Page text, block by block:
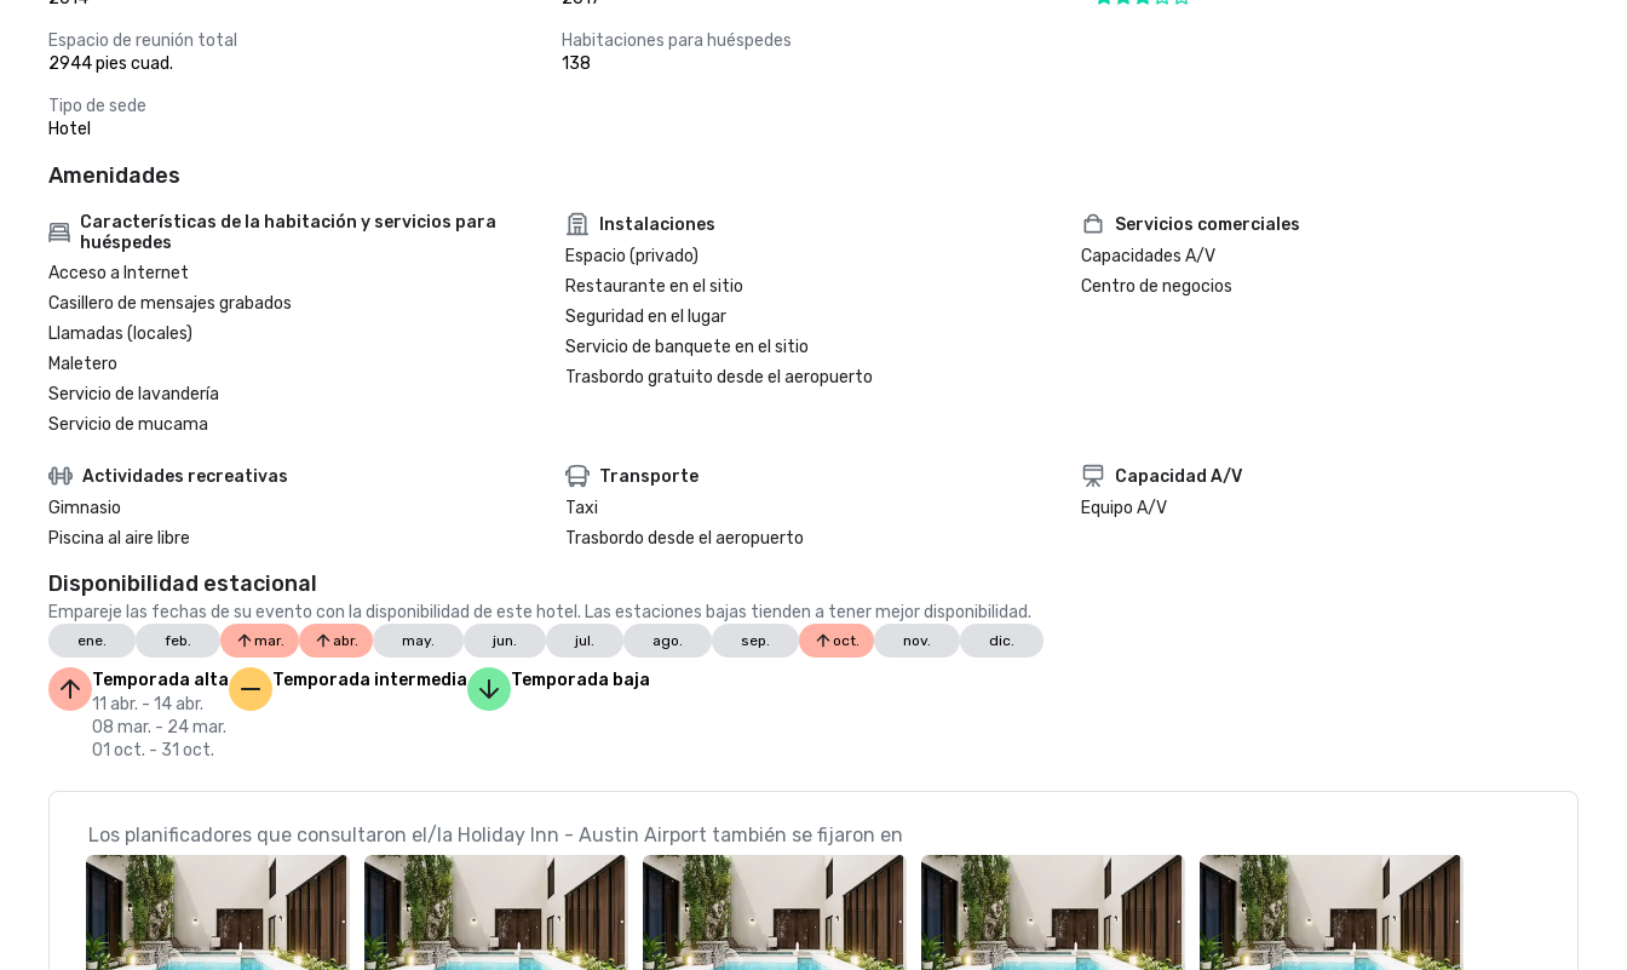
Espacio de reunión total
2944 pies cuad.
Habitaciones para huéspedes
138
Tipo de sede
Hotel
Amenidades
Características de la habitación y servicios para
huéspedes
Acceso a Internet
Casillero de mensajes grabados
Llamadas (locales)
Maletero
Servicio de lavandería
Servicio de mucama
Instalaciones
Espacio (privado)
Restaurante en el sitio
Seguridad en el lugar
Servicio de banquete en el sitio
Trasbordo gratuito desde el aeropuerto
Servicios comerciales
Capacidades A/V
Centro de negocios
Actividades recreativas
Gimnasio
Piscina al aire libre
Transporte
Taxi
Trasbordo desde el aeropuerto
Capacidad A/V
Equipo A/V
Disponibilidad estacional
Empareje las fechas de su evento con la disponibilidad de este hotel. Las estaciones bajas tienden a tener mejor disponibilidad.
ene. feb. mar. abr. may. jun. jul. ago. sep. oct. nov. dic.
Temporada alta
11 abr. - 14 abr.
08 mar. - 24 mar.
01 oct. - 31 oct.
Temporada intermedia Temporada baja
Los planificadores que consultaron el/la Holiday Inn - Austin Airport también se fijaron en